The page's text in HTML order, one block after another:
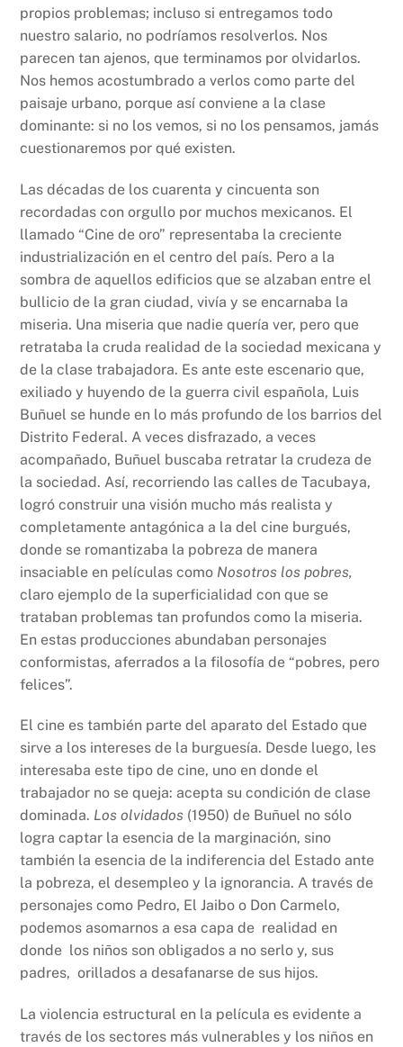
propios problemas; incluso si entregamos todo
nuestro salario, no podríamos resolverlos. Nos
parecen tan ajenos, que terminamos por olvidarlos.
Nos hemos acostumbrado a verlos como parte del
paisaje urbano, porque así conviene a la clase
dominante: si no los vemos, si no los pensamos, jamás
cuestionaremos por qué existen.
Las décadas de los cuarenta y cincuenta son
recordadas con orgullo por muchos mexicanos. El
llamado “Cine de oro” representaba la creciente
industrialización en el centro del país. Pero a la
sombra de aquellos edificios que se alzaban entre el
bullicio de la gran ciudad, vivía y se encarnaba la
miseria. Una miseria que nadie quería ver, pero que
retrataba la cruda realidad de la sociedad mexicana y
de la clase trabajadora. Es ante este escenario que,
exiliado y huyendo de la guerra civil española, Luis
Buñuel se hunde en lo más profundo de los barrios del
Distrito Federal. A veces disfrazado, a veces
acompañado, Buñuel buscaba retratar la crudeza de
la sociedad. Así, recorriendo las calles de Tacubaya,
logró construir una visión mucho más realista y
completamente antagónica a la del cine burgués,
donde se romantizaba la pobreza de manera
insaciable en películas como Nosotros los pobres,
claro ejemplo de la superficialidad con que se
trataban problemas tan profundos como la miseria.
En estas producciones abundaban personajes
conformistas, aferrados a la filosofía de “pobres, pero
felices”.
El cine es también parte del aparato del Estado que
sirve a los intereses de la burguesía. Desde luego, les
interesaba este tipo de cine, uno en donde el
trabajador no se queja: acepta su condición de clase
dominada. Los olvidados (1950) de Buñuel no sólo
logra captar la esencia de la marginación, sino
también la esencia de la indiferencia del Estado ante
la pobreza, el desempleo y la ignorancia. A través de
personajes como Pedro, El Jaibo o Don Carmelo,
podemos asomarnos a esa capa de realidad en
donde los niños son obligados a no serlo y, sus
padres, orillados a desafanarse de sus hijos.
La violencia estructural en la película es evidente a
través de los sectores más vulnerables y los niños en